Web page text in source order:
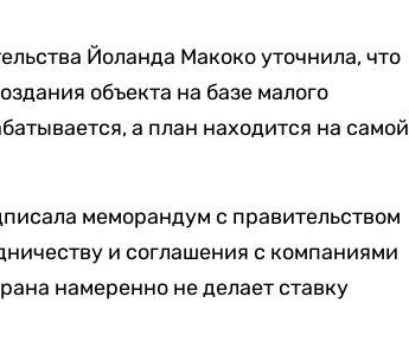
Йоланда Макоко уточнила, что
объекта на базе малого
а план находится на самой
меморандум с правительством
и соглашения с компаниями
намеренно не делает ставку